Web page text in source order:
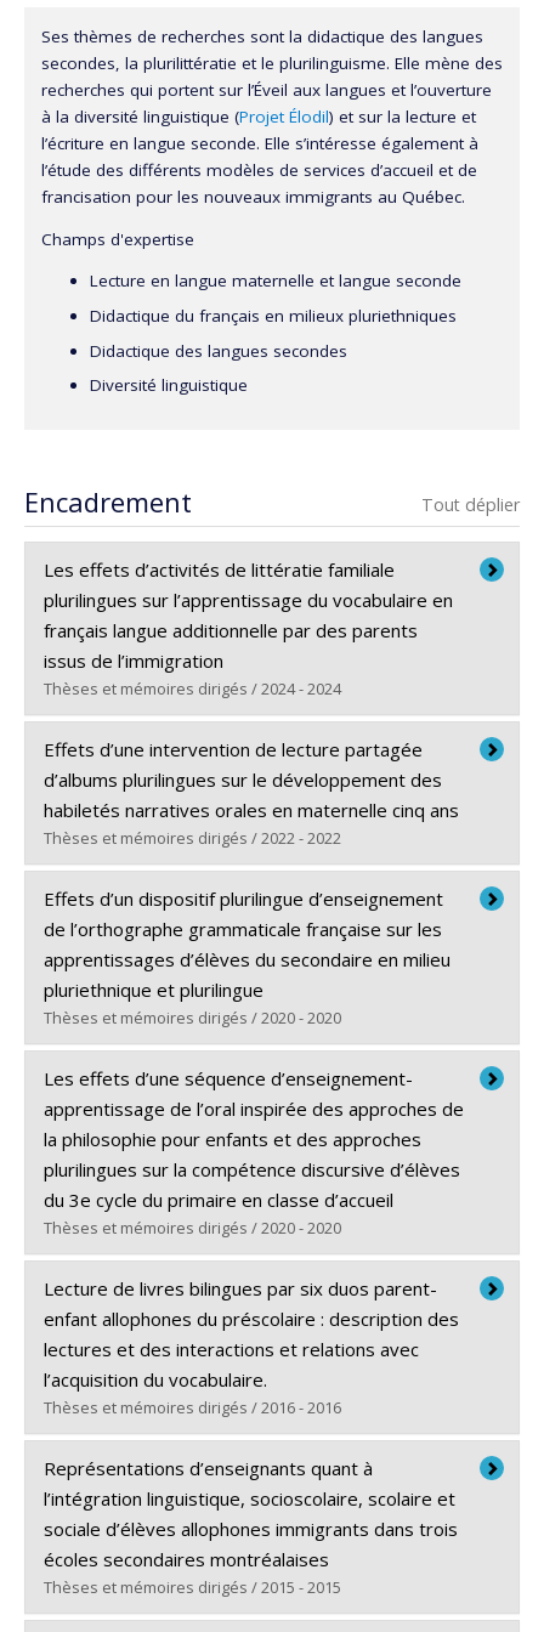
Ses thèmes de recherches sont la didactique des langues
secondes, la plurilittératie et le plurilinguisme. Elle mène des
recherches qui portent sur l’Éveil aux langues et l’ouverture
à la diversité linguistique (Projet Élodil) et sur la lecture et
l’écriture en langue seconde. Elle s’intéresse également à
l’étude des différents modèles de services d’accueil et de
francisation pour les nouveaux immigrants au Québec.
Champs d'expertise
Lecture en langue maternelle et langue seconde
Didactique du français en milieux pluriethniques
Didactique des langues secondes
Diversité linguistique
Encadrement Tout déplier
Les effets d’activités de littératie familiale
plurilingues sur l’apprentissage du vocabulaire en
français langue additionnelle par des parents
issus de l’immigration
Thèses et mémoires dirigés / 2024 - 2024
Diplômé(e) :Béchard Jalbert, Audrey
Cycle :Maîtrise
Diplôme obtenu :M.A.
Lien vers le document dans Papyrus
Effets d’une intervention de lecture partagée
d’albums plurilingues sur le développement des
habiletés narratives orales en maternelle cinq ans
Thèses et mémoires dirigés / 2022 - 2022
Diplômé(e) :Gosselin-Lavoie, Catherine
Cycle :Doctorat
Diplôme obtenu :Ph. D.
Lien vers le document dans Papyrus
Effets d’un dispositif plurilingue d’enseignement
de l’orthographe grammaticale française sur les
apprentissages d’élèves du secondaire en milieu
pluriethnique et plurilingue
Thèses et mémoires dirigés / 2020 - 2020
Diplômé(e) :Maynard, Catherine
Cycle :Doctorat
Diplôme obtenu : Ph. D.
Lien vers le document dans Papyrus
Les effets d’une séquence d’enseignement-
apprentissage de l’oral inspirée des approches de
la philosophie pour enfants et des approches
plurilingues sur la compétence discursive d’élèves
du 3e cycle du primaire en classe d’accueil
Thèses et mémoires dirigés / 2020 - 2020
Diplômé(e) :Landry, Hélène
Cycle : Maîtrise
Diplôme obtenu :M.A.
Lien vers le document dans Papyrus
Lecture de livres bilingues par six duos parent-
enfant allophones du préscolaire : description des
lectures et des interactions et relations avec
l’acquisition du vocabulaire.
Thèses et mémoires dirigés / 2016 - 2016
Diplômé(e) :Gosselin-Lavoie, Catherine
Cycle :Maîtrise
Diplôme obtenu :M.A.
Lien vers le document dans Papyrus
Représentations d’enseignants quant à
l’intégration linguistique, socioscolaire, scolaire et
sociale d’élèves allophones immigrants dans trois
écoles secondaires montréalaises
Thèses et mémoires dirigés / 2015 - 2015